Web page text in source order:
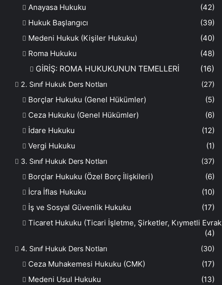
Anayasa Hukuku
(42)
Hukuk Başlangıcı
(39)
Medeni Hukuk (Kişiler Hukuku)
(40)
Roma Hukuku
(48)
GİRİŞ: ROMA HUKUKUNUN TEMELLERİ
(16)
2. Sınıf Hukuk Ders Notları (27)
Borçlar Hukuku (Genel Hükümler)
(5)
Ceza Hukuku (Genel Hükümler)
(6)
İdare Hukuku
(12)
Vergi Hukuku
(1)
3. Sınıf Hukuk Ders Notları (37)
Borçlar Hukuku (Özel Borç İlişkileri)
(6)
İcra İflas Hukuku
(10)
İş ve Sosyal Güvenlik Hukuku
(17)
Ticaret Hukuku (Ticari İşletme, Şirketler, Kıymetli
(4)
4. Sınıf Hukuk Ders Notları (30)
Ceza Muhakemesi Hukuku (CMK)
(17)
Medeni Usul Hukuku
(13)